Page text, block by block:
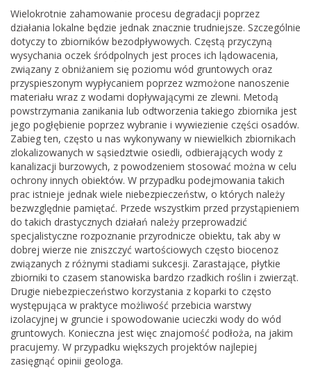
Wielokrotnie zahamowanie procesu degradacji poprzez
działania lokalne będzie jednak znacznie trudniejsze. Szczególnie
dotyczy to zbiorników bezodpływowych. Częstą przyczyną
wysychania oczek śródpolnych jest proces ich lądowacenia,
związany z obniżaniem się poziomu wód gruntowych oraz
przyspieszonym wypłycaniem poprzez wzmożone nanoszenie
materiału wraz z wodami dopływającymi ze zlewni. Metodą
powstrzymania zanikania lub odtworzenia takiego zbiornika jest
jego pogłębienie poprzez wybranie i wywiezienie części osadów.
Zabieg ten, często u nas wykonywany w niewielkich zbiornikach
zlokalizowanych w sąsiedztwie osiedli, odbierających wody z
kanalizacji burzowych, z powodzeniem stosować można w celu
ochrony innych obiektów. W przypadku podejmowania takich
prac istnieje jednak wiele niebezpieczeństw, o których należy
bezwzględnie pamiętać. Przede wszystkim przed przystąpieniem
do takich drastycznych działań należy przeprowadzić
specjalistyczne rozpoznanie przyrodnicze obiektu, tak aby w
dobrej wierze nie zniszczyć wartościowych często biocenoz
związanych z różnymi stadiami sukcesji. Zarastające, płytkie
zbiorniki to czasem stanowiska bardzo rzadkich roślin i zwierząt.
Drugie niebezpieczeństwo korzystania z koparki to często
występująca w praktyce możliwość przebicia warstwy
izolacyjnej w gruncie i spowodowanie ucieczki wody do wód
gruntowych. Konieczna jest więc znajomość podłoża, na jakim
pracujemy. W przypadku większych projektów najlepiej
zasięgnąć opinii geologa.